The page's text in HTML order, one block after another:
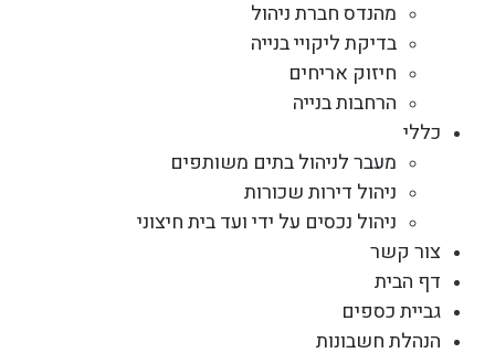
מהנדס חברת ניהול
בדיקת ליקויי בנייה
חיזוק אריחים
הרחבות בנייה
כללי
מעבר לניהול בתים משותפים
ניהול דירות שכורות
ניהול נכסים על ידי ועד בית חיצוני
צור קשר
דף הבית
גביית כספים
הנהלת חשבונות